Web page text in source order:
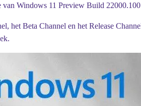
Windows 11 Preview Build
Beta Channel en het Release